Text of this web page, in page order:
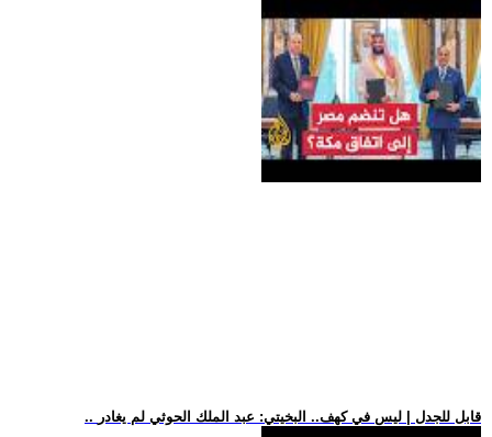
.. قابل للجدل | ليس في كهف.. البخيتي: عبد الملك الحوثي لم يغادر